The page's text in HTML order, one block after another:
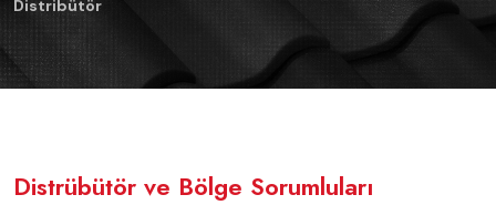
Distribütör
Distrübütör ve Bölge Sorumluları